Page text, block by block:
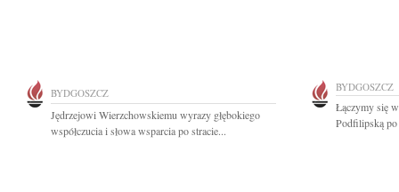
BYDGOSZCZ
Jędrzejowi Wierzchowskiemu wyrazy głębokiego
współczucia i słowa wsparcia po stracie...
BYDGOSZCZ
Łączymy się
Podfilipską po